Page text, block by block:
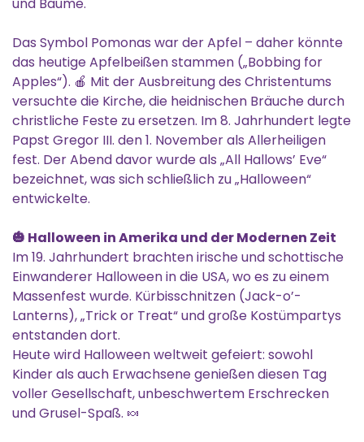
und Bäume.
Das Symbol Pomonas war der Apfel – daher könnte
das heutige Apfelbeißen stammen („Bobbing for
Apples“). 🍎 Mit der Ausbreitung des Christentums
versuchte die Kirche, die heidnischen Bräuche durch
christliche Feste zu ersetzen. Im 8. Jahrhundert legte
Papst Gregor III. den 1. November als Allerheiligen
fest. Der Abend davor wurde als „All Hallows’ Eve“
bezeichnet, was sich schließlich zu „Halloween“
entwickelte.
🎃 Halloween in Amerika und der Modernen Zeit
Im 19. Jahrhundert brachten irische und schottische
Einwanderer Halloween in die USA, wo es zu einem
Massenfest wurde. Kürbisschnitzen (Jack-o’-
Lanterns), „Trick or Treat“ und große Kostümpartys
entstanden dort.
Heute wird Halloween weltweit gefeiert: sowohl
Kinder als auch Erwachsene genießen diesen Tag
voller Gesellschaft, unbeschwertem Erschrecken
und Grusel-Spaß. 🍬